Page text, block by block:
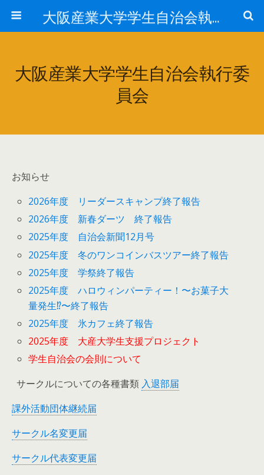
大阪産業大学学生自治会執行委員会
大阪産業大学学生自治会執行委
員会
お知らせ
2026年度 リーダースキャンプ終了報告
2026年度 新春ダーツ 終了報告
2025年度 自治会新聞12月号
2025年度 冬のワンコインバスツアー終了報告
2025年度 学祭終了報告
2025年度 ハロウィンパーティー！〜お菓子大
量発生⁉︎〜終了報告
2025年度 氷カフェ終了報告
2025年度 大産大学生支援プロジェクト
学生自治会の会則について
サークルについての各種書類 入退部届
課外活動団体継続届
サークル名変更届
サークル代表変更届